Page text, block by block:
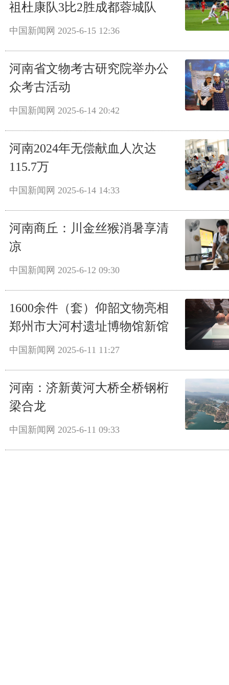
祖杜康队3比2胜成都蓉城队
中国新闻网 2025-6-15 12:36
河南省文物考古研究院举办公
众考古活动
中国新闻网 2025-6-14 20:42
河南2024年无偿献血人次达
115.7万
中国新闻网 2025-6-14 14:33
河南商丘：川金丝猴消暑享清
凉
中国新闻网 2025-6-12 09:30
1600余件（套）仰韶文物亮相
郑州市大河村遗址博物馆新馆
中国新闻网 2025-6-11 11:27
河南：济新黄河大桥全桥钢桁
梁合龙
中国新闻网 2025-6-11 09:33